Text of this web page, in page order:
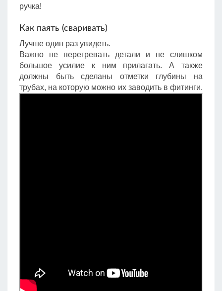
ручка!
Как паять (сваривать)
Лучше один раз увидеть.
Важно не перегревать детали и не слишком
большое усилие к ним прилагать. А также
должны быть сделаны отметки глубины на
трубах, на которую можно их заводить в фитинги.